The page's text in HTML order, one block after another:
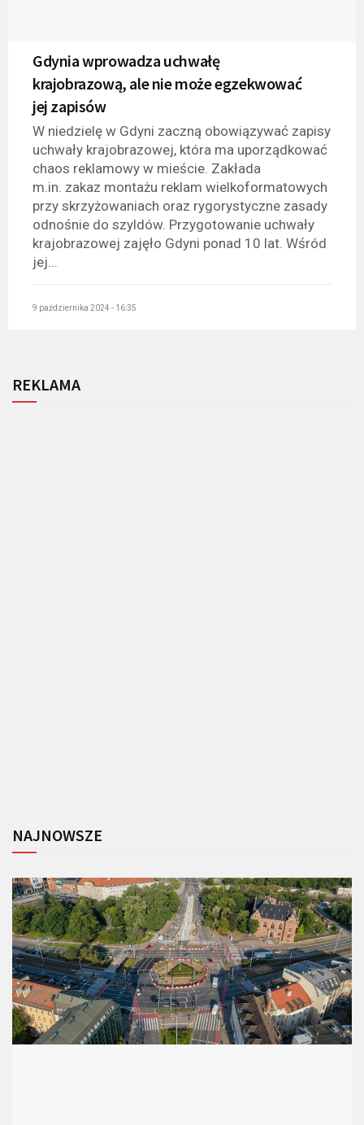
Gdynia wprowadza uchwałę
krajobrazową, ale nie może egzekwować
jej zapisów
W niedzielę w Gdyni zaczną obowiązywać zapisy
uchwały krajobrazowej, która ma uporządkować
chaos reklamowy w mieście. Zakłada
m.in. zakaz montażu reklam wielkoformatowych
przy skrzyżowaniach oraz rygorystyczne zasady
odnośnie do szyldów. Przygotowanie uchwały
krajobrazowej zajęło Gdyni ponad 10 lat. Wśród
jej...
9 października 2024 - 16:35
REKLAMA
NAJNOWSZE